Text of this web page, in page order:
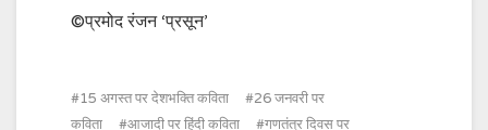
©प्रमोद रंजन ‘प्रसून’
15 अगस्त पर देशभक्ति कविता
26 जनवरी पर
कविता
आजादी पर हिंदी कविता
गणतंत्र दिवस पर